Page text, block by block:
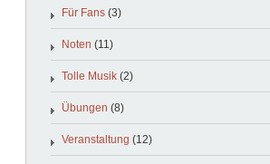
Für Fans (3)
Noten (11)
Tolle Musik (2)
Übungen (8)
Veranstaltung (12)